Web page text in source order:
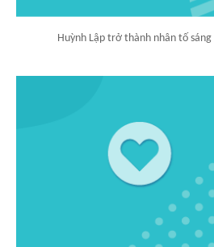
Huỳnh Lập trở thành nhân tố